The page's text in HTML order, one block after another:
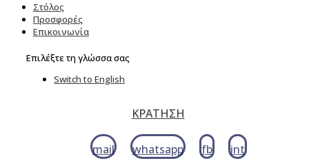
Στόλος
Προσφορές
Επικοινωνία
Επιλέξτε τη γλώσσα σας
Switch to English
ΚΡΑΤΗΣΗ
mail whatsapp fb int